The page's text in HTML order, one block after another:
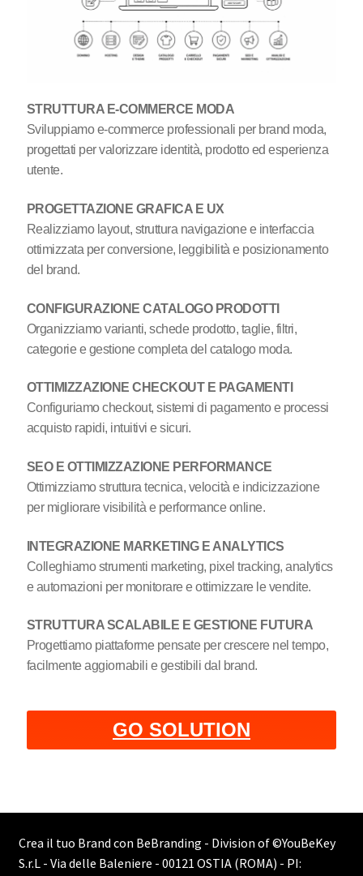
STRUTTURA E-COMMERCE MODA
Sviluppiamo e-commerce professionali per brand moda,
progettati per valorizzare identità, prodotto ed esperienza
utente.
PROGETTAZIONE GRAFICA E UX
Realizziamo layout, struttura navigazione e interfaccia
ottimizzata per conversione, leggibilità e posizionamento
del brand.
CONFIGURAZIONE CATALOGO PRODOTTI
Organizziamo varianti, schede prodotto, taglie, filtri,
categorie e gestione completa del catalogo moda.
OTTIMIZZAZIONE CHECKOUT E PAGAMENTI
Configuriamo checkout, sistemi di pagamento e processi
acquisto rapidi, intuitivi e sicuri.
SEO E OTTIMIZZAZIONE PERFORMANCE
Ottimizziamo struttura tecnica, velocità e indicizzazione
per migliorare visibilità e performance online.
INTEGRAZIONE MARKETING E ANALYTICS
Colleghiamo strumenti marketing, pixel tracking, analytics
e automazioni per monitorare e ottimizzare le vendite.
STRUTTURA SCALABILE E GESTIONE FUTURA
Progettiamo piattaforme pensate per crescere nel tempo,
facilmente aggiornabili e gestibili dal brand.
GO SOLUTION
Crea il tuo Brand con BeBranding - Division of©YouBeKey
S.r.L - Via delle Baleniere - 00121 OSTIA (ROMA) - PI: